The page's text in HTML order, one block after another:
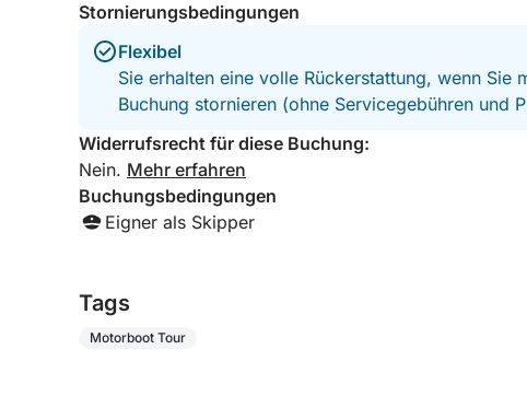
de
Stornierungsbedingungen
Flexibel
Sie erhalten eine volle Rückerstattung, wenn Sie
Buchung stornieren (ohne Servicegebühren und
Widerrufsrecht für diese Buchung:
Nein. Mehr erfahren
Buchungsbedingungen
Eigner als Skipper
Tags
Motorboot Tour